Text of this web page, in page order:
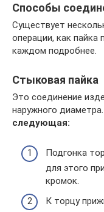
Способы
Существует
операции, как пайка
каждом подробнее.
Стыковая пайка
Это соединение
наружного диаметра.
следующая:
Подгонка
для этого
кромок.
К торцу